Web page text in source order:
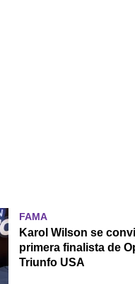
FAMA
Karol Wilson se
primera finalista de
Triunfo USA